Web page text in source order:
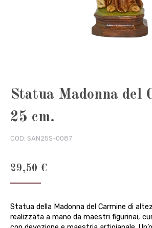
Statua Madonna del
25 cm.
COD: SAN25S-0087
29,50 €
Statua della Madonna del Carmine di
realizzata a mano da maestri figurinai,